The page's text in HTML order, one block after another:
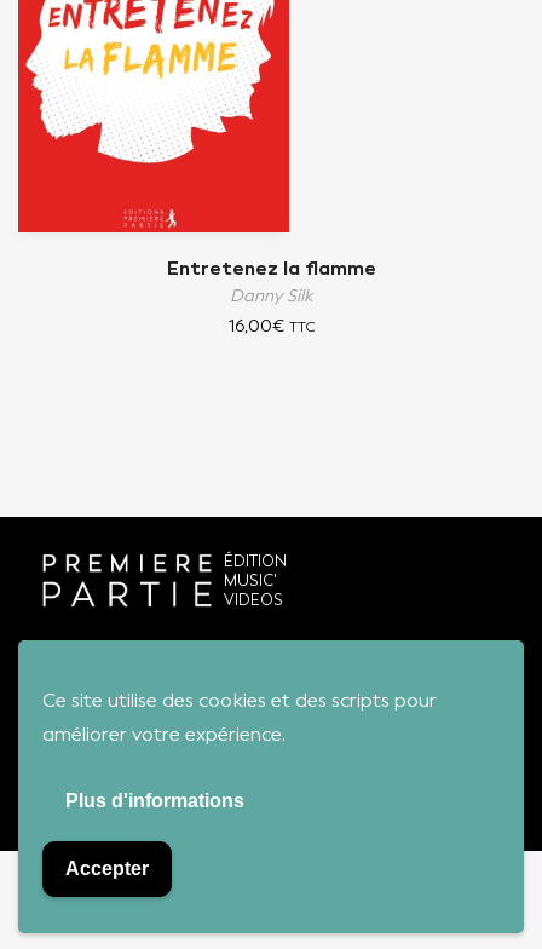
Ce site utilise des cookies et des scripts pour
améliorer votre expérience.
Plus d'informations
Accepter
Entretenez la flamme
Danny Silk
16,00€ TTC
ÉDITION
MUSIC'
VIDEOS
Conditions générales de vente
Bienvenue sur notre boutique !